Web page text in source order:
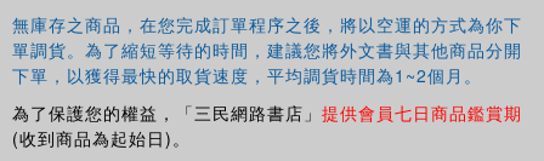
Social & Political Organization: Kinship, Marriage, Inheritance,
Slavery, Land Tenure, Warfare & Justice
Economy & Trade
無庫存之商品，在您完成訂單程序之後，將以空運的方式為你下
單調貨。為了縮短等待的時間，建議您將外文書與其他商品分開
下單，以獲得最快的取貨速度，平均調貨時間為1~2個月。
為了保護您的權益，「三民網路書店」 提供會員七日商品鑑賞期
(收到商品為起始日)。